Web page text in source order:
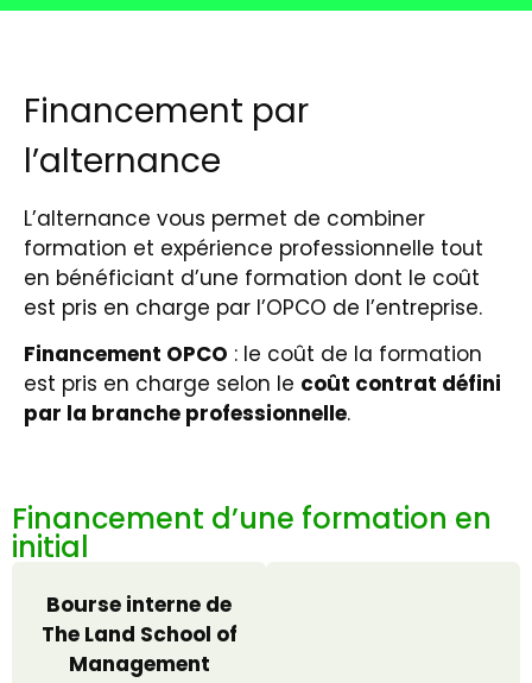
Financement par
l’alternance
L’alternance vous permet de combiner
formation et expérience professionnelle tout
en bénéficiant d’une formation dont le coût
est pris en charge par l’OPCO de l’entreprise.
Financement OPCO : le coût de la formation
est pris en charge selon le coût contrat défini
par la branche professionnelle.
Financement d’une formation en
initial
Bourse interne de
The Land School of
Management